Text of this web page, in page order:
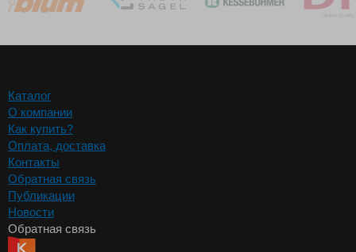
Каталог
О компании
Как купить?
Оплата, доставка
Контакты
Обратная связь
Публикации
Новости
Обратная связь